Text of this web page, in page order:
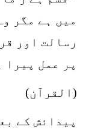
میں ہے مگر
رسالت اور
پر عمل پیرا
(القرآن)
پیدائش کے